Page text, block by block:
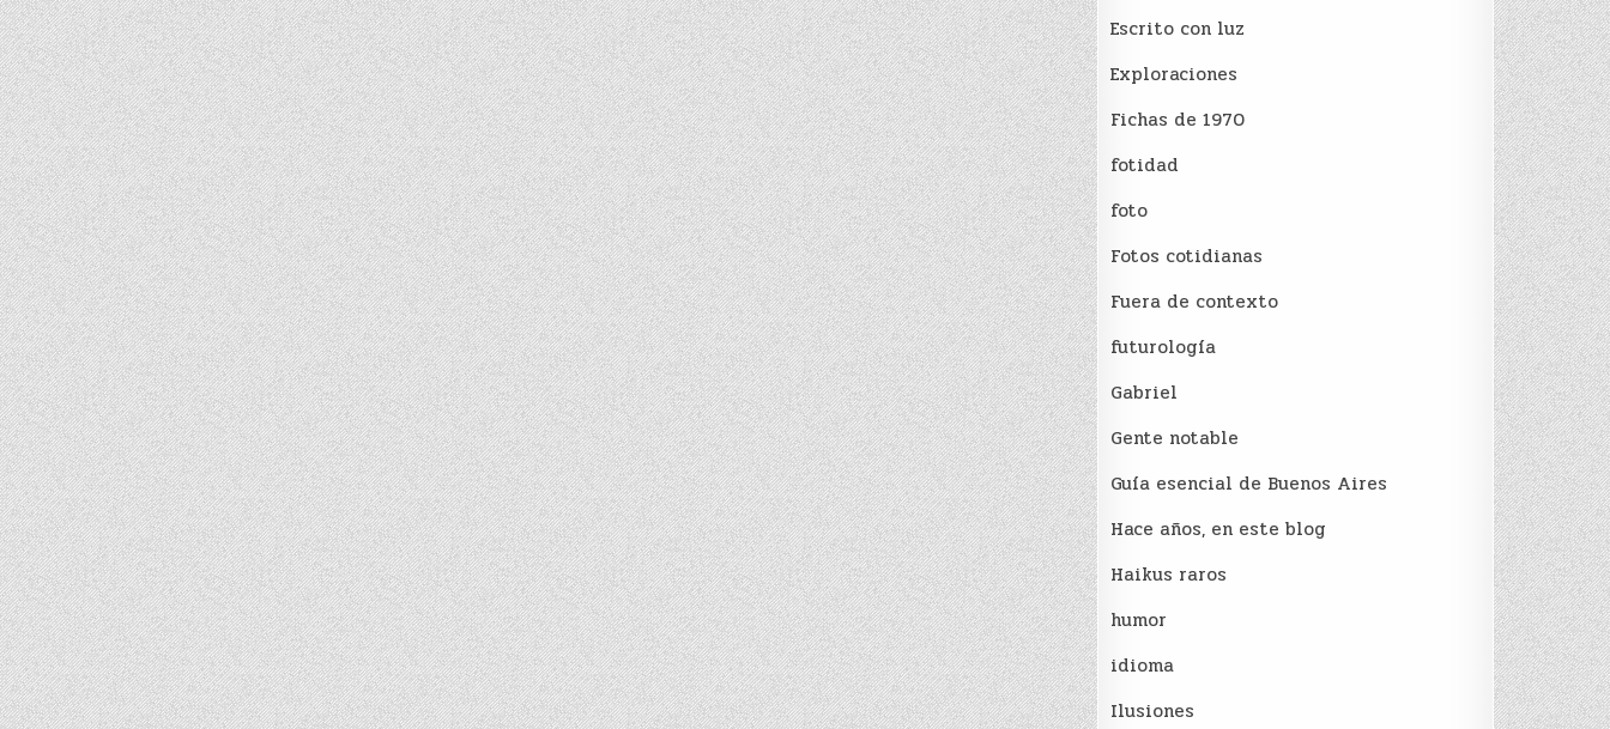
Escrito con luz
Exploraciones
Fichas de 1970
fotidad
foto
Fotos cotidianas
Fuera de contexto
futurología
Gabriel
Gente notable
Guía esencial de Buenos Aires
Hace años, en este blog
Haikus raros
humor
idioma
Ilusiones